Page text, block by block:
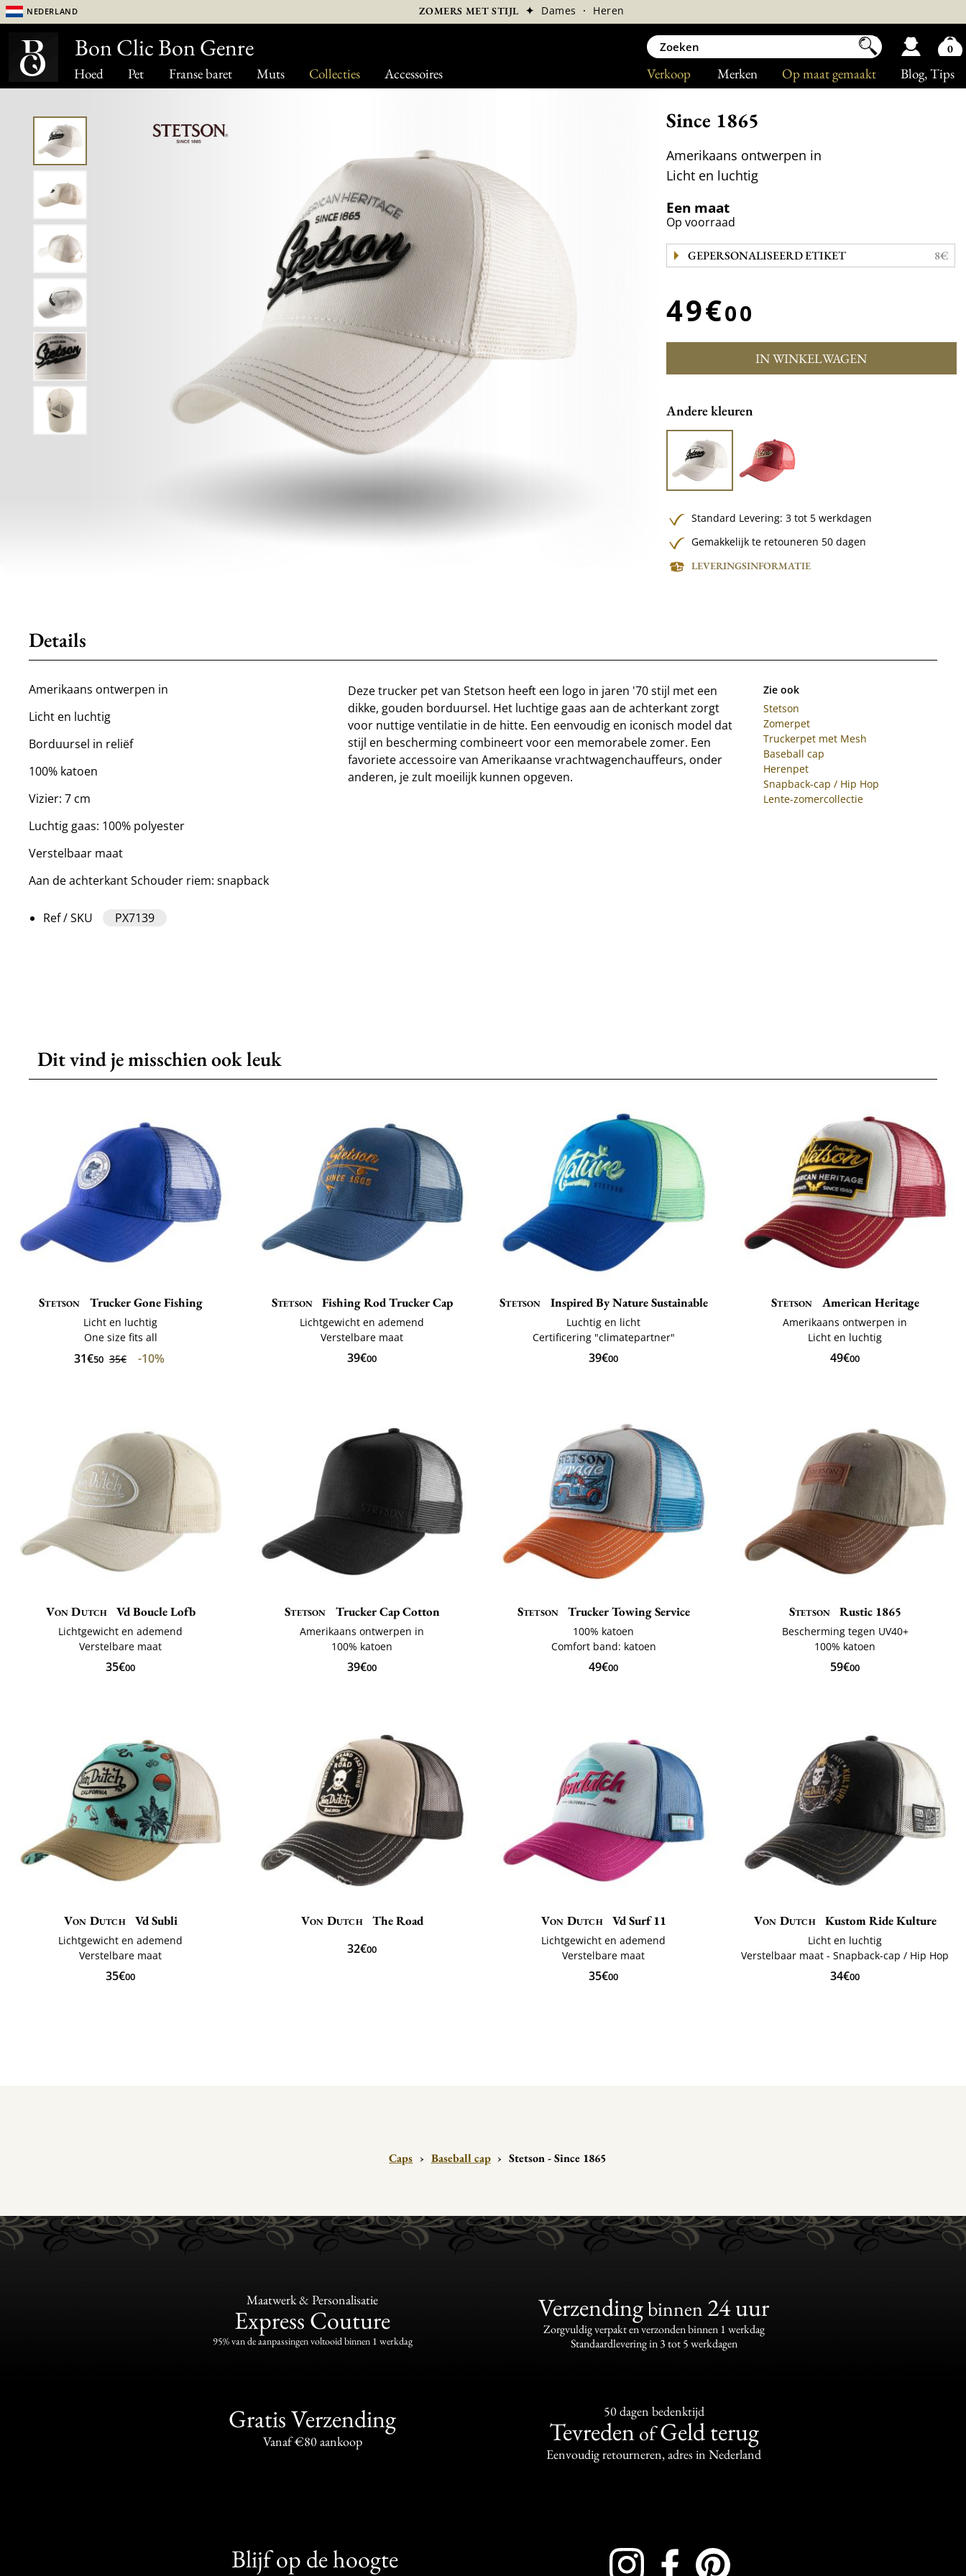
Hoed Pet Franse baret Muts Collecties Accessoires Blog, Tips
Op maat gemaakt
Merken
Verkoop
Nederland ZOMERS MET STIJL ✦ Dames · Heren
Since 1865
Amerikaans ontwerpen in
Licht en luchtig
Een maat
Op voorraad
GEPERSONALISEERD ETIKET 8€
49€00
IN WINKELWAGEN
Andere kleuren
Standard Levering: 3 tot 5 werkdagen
Gemakkelijk te retouneren 50 dagen
LEVERINGSINFORMATIE
Details
Amerikaans ontwerpen in
Licht en luchtig
Borduursel in reliëf
100% katoen
Vizier: 7 cm
Luchtig gaas: 100% polyester
Verstelbaar maat
Aan de achterkant Schouder riem: snapback
Ref / SKU PX7139
Deze trucker pet van Stetson heeft een logo in jaren '70 stijl met een
dikke, gouden borduursel. Het luchtige gaas aan de achterkant zorgt
voor nuttige ventilatie in de hitte. Een eenvoudig en iconisch model dat
stijl en bescherming combineert voor een memorabele zomer. Een
favoriete accessoire van Amerikaanse vrachtwagenchauffeurs, onder
anderen, je zult moeilijk kunnen opgeven.
Zie ook
Stetson
Zomerpet
Truckerpet met Mesh
Baseball cap
Herenpet
Snapback-cap / Hip Hop
Lente-zomercollectie
Dit vind je misschien ook leuk
Stetson Trucker Gone Fishing
Licht en luchtig
One size fits all
31€50 35€ -10%
Stetson Fishing Rod Trucker Cap
Lichtgewicht en ademend
Verstelbare maat
39€00
Stetson Inspired By Nature Sustainable
Luchtig en licht
Certificering "climatepartner"
39€00
Stetson American Heritage
Amerikaans ontwerpen in
Licht en luchtig
49€00
Von Dutch Vd Boucle Lofb
Lichtgewicht en ademend
Verstelbare maat
35€00
Stetson Trucker Cap Cotton
Amerikaans ontwerpen in
100% katoen
39€00
Stetson Trucker Towing Service
100% katoen
Comfort band: katoen
49€00
Stetson Rustic 1865
Bescherming tegen UV40+
100% katoen
59€00
Von Dutch Vd Subli
Lichtgewicht en ademend
Verstelbare maat
35€00
Von Dutch The Road
32€00
Von Dutch Vd Surf 11
Lichtgewicht en ademend
Verstelbare maat
35€00
Von Dutch Kustom Ride Kulture
Licht en luchtig
Verstelbaar maat - Snapback-cap / Hip Hop
34€00
Caps › Baseball cap › Stetson - Since 1865
Maatwerk & Personalisatie
Express Couture
95% van de aanpassingen voltooid binnen 1 werkdag
Verzendingbinnen 24 uur
Zorgvuldig verpakt en verzonden binnen 1 werkdag
Standaardlevering in 3 tot 5 werkdagen
Gratis Verzending
Vanaf €80 aankoop
50 dagen bedenktijd
Tevreden ofGeld terug
Eenvoudig retourneren, adres in Nederland
Blijf op de hoogte InstagramFacebook
Bon Clic Bon Genre 0